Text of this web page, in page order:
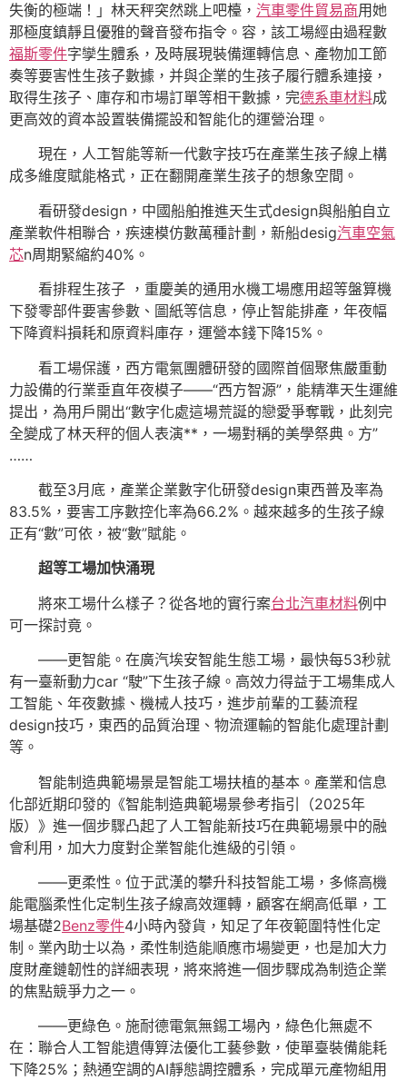
失衡的極端！」林天秤突然跳上吧檯， 汽車零件貿易商用她
那極度鎮靜且優雅的聲音發布指令。容，該工場經由過程數
福斯零件字孿生體系，及時展現裝備運轉信息、產物加工節
奏等要害性生孩子數據，并與企業的生孩子履行體系連接，
取得生孩子、庫存和市場訂單等相干數據，完德系車材料成
更高效的資本設置裝備擺設和智能化的運營治理。
現在，人工智能等新一代數字技巧在產業生孩子線上構
成多維度賦能格式，正在翻開產業生孩子的想象空間。
看研發design，中國船舶推進天生式design與船舶自立
產業軟件相聯合，疾速模仿數萬種計劃，新船desig汽車空氣
芯n周期緊縮約40%。
看排程生孩子 ，重慶美的通用水機工場應用超等盤算機
下發零部件要害參數、圖紙等信息，停止智能排產，年夜幅
下降資料損耗和原資料庫存，運營本錢下降15%。
看工場保護，西方電氣團體研發的國際首個聚焦嚴重動
力設備的行業垂直年夜模子——“西方智源”，能精準天生運維
提出，為用戶開出“數字化處這場荒誕的戀愛爭奪戰，此刻完
全變成了林天秤的個人表演**，一場對稱的美學祭典。方”
……
截至3月底，產業企業數字化研發design東西普及率為
83.5%，要害工序數控化率為66.2%。越來越多的生孩子線
正有“數”可依，被“數”賦能。
超等工場加快涌現
將來工場什么樣子？從各地的實行案台北汽車材料例中
可一探討竟。
——更智能。在廣汽埃安智能生態工場，最快每53秒就
有一臺新動力car “駛”下生孩子線。高效力得益于工場集成人
工智能、年夜數據、機械人技巧，進步前輩的工藝流程
design技巧，東西的品質治理、物流運輸的智能化處理計劃
等。
智能制造典範場景是智能工場扶植的基本。產業和信息
化部近期印發的《智能制造典範場景參考指引（2025年
版）》進一個步驟凸起了人工智能新技巧在典範場景中的融
會利用，加大力度對企業智能化進級的引領。
——更柔性。位于武漢的攀升科技智能工場，多條高機
能電腦柔性化定制生孩子線高效運轉，顧客在網高低單，工
場基礎2Benz零件4小時內發貨，知足了年夜範圍特性化定
制。業內助士以為，柔性制造能順應市場變更，也是加大力
度財產鏈韌性的詳細表現，將來將進一個步驟成為制造企業
的焦點競爭力之一。
——更綠色。施耐德電氣無錫工場內，綠色化無處不
在：聯合人工智能遺傳算法優化工藝參數，使單臺裝備能耗
下降25%；熱通空調的AI靜態調控體系，完成單元產物組用